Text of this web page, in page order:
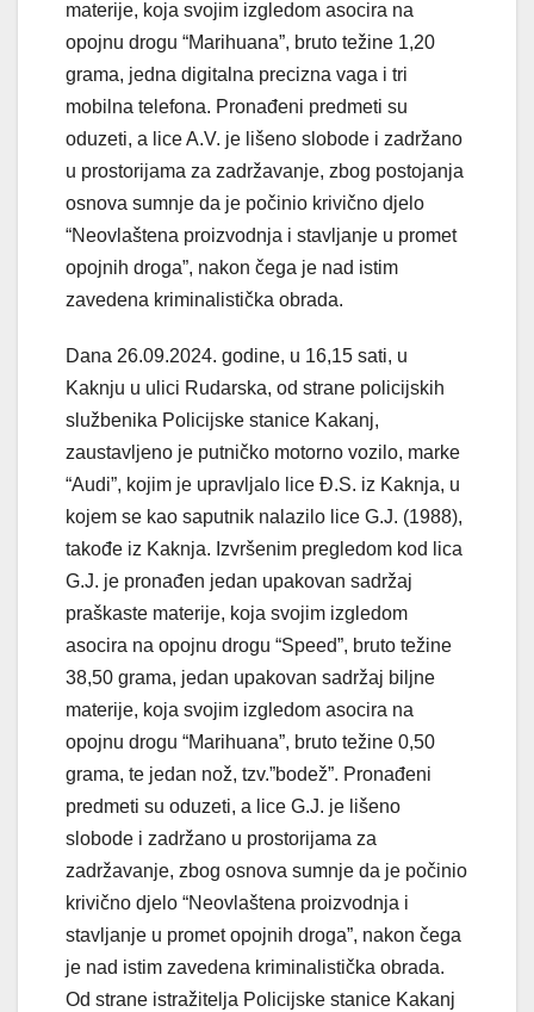
materije, koja svojim izgledom asocira na
opojnu drogu “Marihuana”, bruto težine 1,20
grama, jedna digitalna precizna vaga i tri
mobilna telefona. Pronađeni predmeti su
oduzeti, a lice A.V. je lišeno slobode i zadržano
u prostorijama za zadržavanje, zbog postojanja
osnova sumnje da je počinio krivično djelo
“Neovlaštena proizvodnja i stavljanje u promet
opojnih droga”, nakon čega je nad istim
zavedena kriminalistička obrada.
Dana 26.09.2024. godine, u 16,15 sati, u
Kaknju u ulici Rudarska, od strane policijskih
službenika Policijske stanice Kakanj,
zaustavljeno je putničko motorno vozilo, marke
“Audi”, kojim je upravljalo lice Đ.S. iz Kaknja, u
kojem se kao saputnik nalazilo lice G.J. (1988),
takođe iz Kaknja. Izvršenim pregledom kod lica
G.J. je pronađen jedan upakovan sadržaj
praškaste materije, koja svojim izgledom
asocira na opojnu drogu “Speed”, bruto težine
38,50 grama, jedan upakovan sadržaj biljne
materije, koja svojim izgledom asocira na
opojnu drogu “Marihuana”, bruto težine 0,50
grama, te jedan nož, tzv.”bodež”. Pronađeni
predmeti su oduzeti, a lice G.J. je lišeno
slobode i zadržano u prostorijama za
zadržavanje, zbog osnova sumnje da je počinio
krivično djelo “Neovlaštena proizvodnja i
stavljanje u promet opojnih droga”, nakon čega
je nad istim zavedena kriminalistička obrada.
Od strane istražitelja Policijske stanice Kakanj